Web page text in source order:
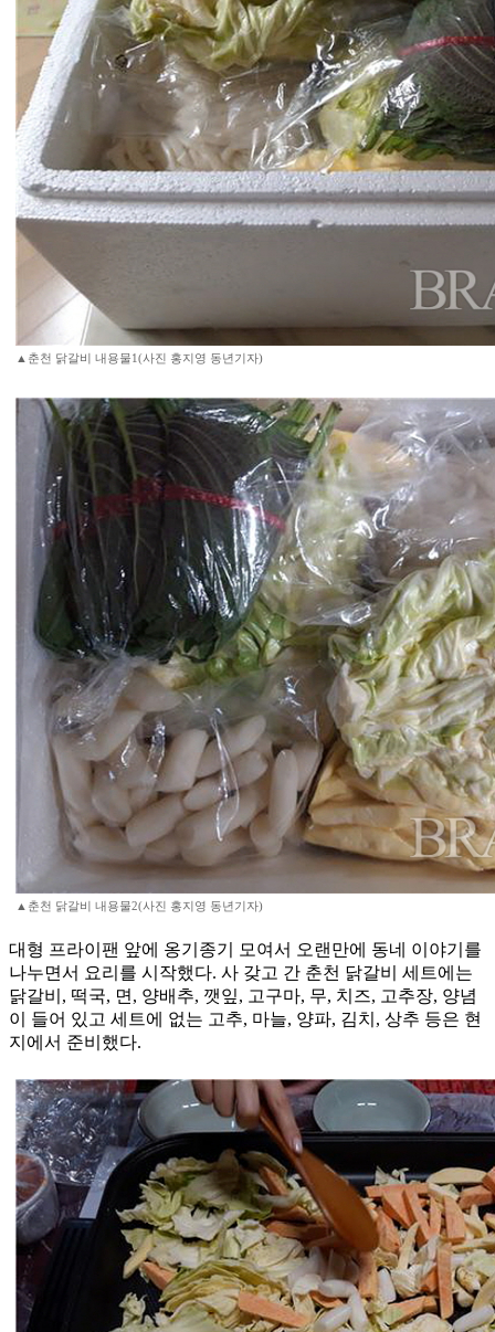
▲춘천 닭갈비 내용물1(사진 홍지영 동년기자)
▲춘천 닭갈비 내용물2(사진 홍지영 동년기자)
대형 프라이팬 앞에 옹기종기 모여서 오랜만에 동네 이야기를
나누면서 요리를 시작했다. 사 갖고 간 춘천 닭갈비 세트에는
닭갈비, 떡국, 면, 양배추, 깻잎, 고구마, 무, 치즈, 고추장, 양념
이 들어 있고 세트에 없는 고추, 마늘, 양파, 김치, 상추 등은 현
지에서 준비했다.